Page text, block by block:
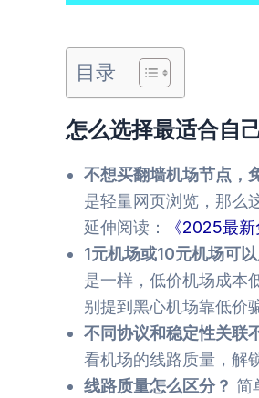
目录
怎么选择最适合自
不想买翻墙机场节点，
是轻量网页浏览，那么
延伸阅读：
《2025最
1元机场或10元机场可
是一样，低价机场成本
别提到黑心机场靠低价
不同协议和稳定性关联
看机场的线路质量，解
线路质量怎么区分？ 简